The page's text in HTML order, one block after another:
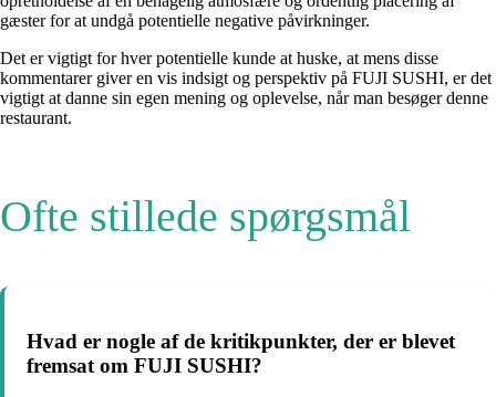
gæster for at undgå potentielle negative påvirkninger.
Det er vigtigt for hver potentielle kunde at huske, at mens disse
kommentarer giver en vis indsigt og perspektiv på FUJI SUSHI, er det
vigtigt at danne sin egen mening og oplevelse, når man besøger denne
restaurant.
Ofte stillede spørgsmål
Hvad er nogle af de kritikpunkter, der er blevet
fremsat om FUJI SUSHI?